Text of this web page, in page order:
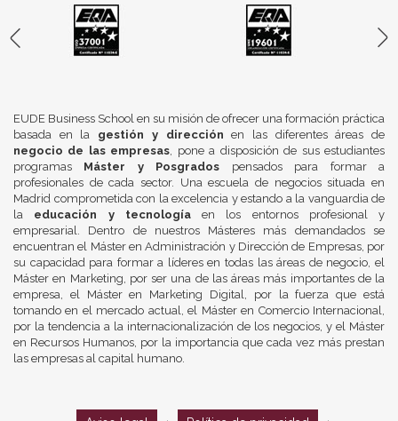
EUDE Business School en su misión de ofrecer una formación práctica
basada en la gestión y dirección en las diferentes áreas de
negocio de las empresas, pone a disposición de sus estudiantes
programas Máster y Posgrados pensados para formar a
profesionales de cada sector. Una escuela de negocios situada en
Madrid comprometida con la excelencia y estando a la vanguardia de
la educación y tecnologíaen los entornos profesional y
empresarial. Dentro de nuestros Másteres más demandados se
encuentran el Máster en Administración y Dirección de Empresas, por
su capacidad para formar a líderes en todas las áreas de negocio, el
Máster en Marketing, por ser una de las áreas más importantes de la
empresa, el Máster en Marketing Digital, por la fuerza que está
tomando en el mercado actual, el Máster en Comercio Internacional,
por la tendencia a la internacionalización de los negocios, y el Máster
en Recursos Humanos, por la importancia que cada vez más prestan
las empresas al capital humano.